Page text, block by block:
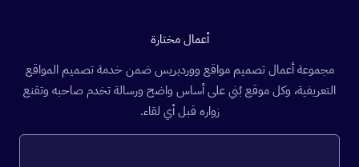
أعمال مختارة
مجموعة أعمال تصميم مواقع ووردبريس ضمن خدمة تصميم المواقع
التعريفية، وكل موقع بُني على أساس واضح ورسالة تخدم صاحبه وتقنع
زواره قبل أي لقاء.